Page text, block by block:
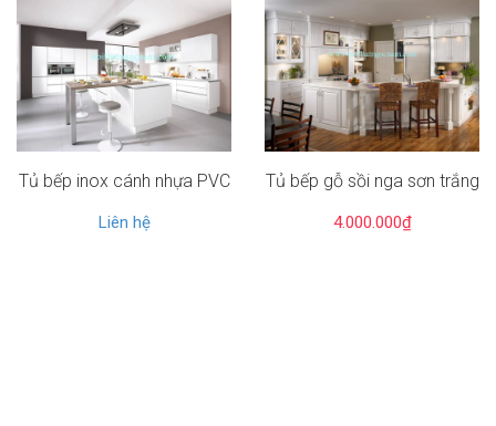
Tủ bếp inox cánh nhựa PVC
Liên hệ
Tủ bếp gỗ sồi nga sơn trắng
4.000.000₫